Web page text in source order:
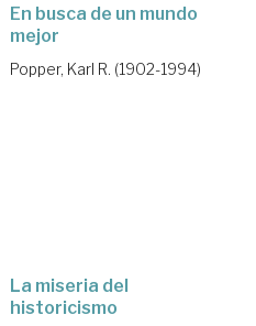
En busca de un mundo
mejor
Popper, Karl R. (1902-1994)
La miseria del
historicismo